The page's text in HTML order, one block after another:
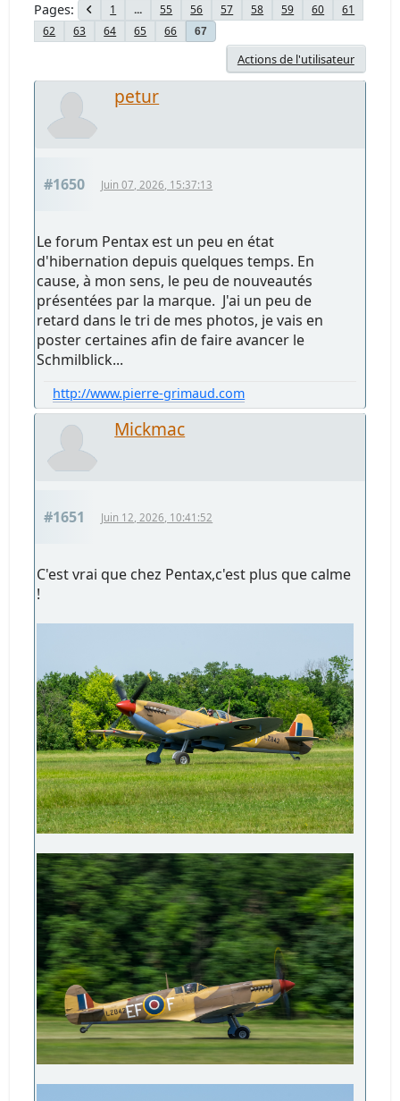
Pages 1 ... 55 56 57 58 59 60
61
62
63 64 65 66 67
Actions de l'utilisateur
petur
#1650 Juin 07, 2026, 15:37:13
Le forum Pentax est un peu en état
d'hibernation depuis quelques temps. En
cause, à mon sens, le peu de nouveautés
présentées par la marque. J'ai un peu de
retard dans le tri de mes photos, je vais en
poster certaines afin de faire avancer le
Schmilblick...
http://www.pierre-grimaud.com
Mickmac
#1651 Juin 12, 2026, 10:41:52
C'est vrai que chez Pentax,c'est plus que calme
!